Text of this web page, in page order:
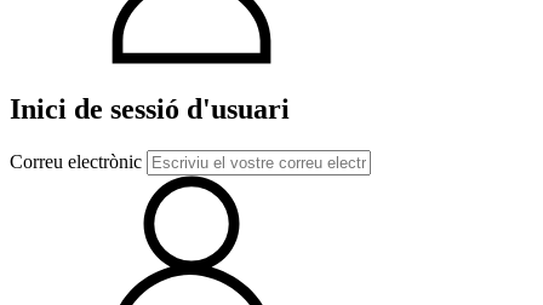
Inici de sessió d'usuari
Correu electrònic